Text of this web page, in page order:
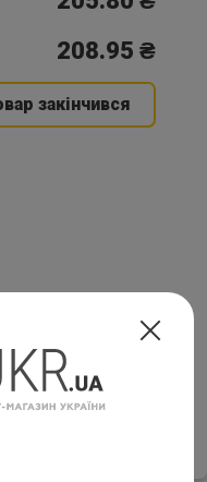
208.95 ₴
закінчився
яким зручним